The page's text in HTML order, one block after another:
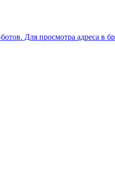
Для просмотра адреса в